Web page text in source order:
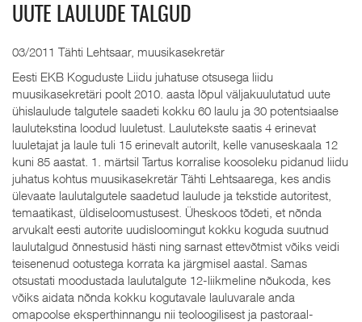
UUTE LAULUDE TALGUD
03/2011 Tähti Lehtsaar, muusikasekretär
Eesti EKB Koguduste Liidu juhatuse otsusega liidu
muusikasekretäri poolt 2010. aasta lõpul väljakuulutatud uute
ühislaulude talgutele saadeti kokku 60 laulu ja 30 potentsiaalse
laulutekstina loodud luuletust. Laulutekste saatis 4 erinevat
luuletajat ja laule tuli 15 erinevalt autorilt, kelle vanuseskaala 12
kuni 85 aastat. 1. märtsil Tartus korralise koosoleku pidanud liidu
juhatus kohtus muusikasekretär Tähti Lehtsaarega, kes andis
ülevaate laulutalgutele saadetud laulude ja tekstide autoritest,
temaatikast, üldiseloomustusest. Üheskoos tõdeti, et nõnda
arvukalt eesti autorite uudisloomingut kokku koguda suutnud
laulutalgud õnnestusid hästi ning sarnast ettevõtmist võiks veidi
teisenenud ootustega korrata ka järgmisel aastal. Samas
otsustati moodustada laulutalgute 12-liikmeline nõukoda, kes
võiks aidata nõnda kokku kogutavale lauluvarale anda
omapoolse eksperthinnangu nii teoloogilisest ja pastoraal-